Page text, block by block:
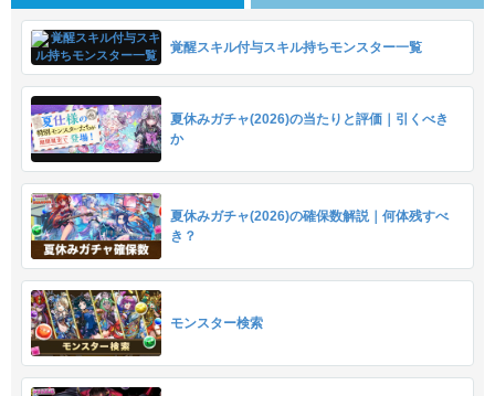
覚醒スキル付与スキル持ちモンスター一覧
夏休みガチャ(2026)の当たりと評価｜引くべき
か
夏休みガチャ(2026)の確保数解説｜何体残すべ
き？
モンスター検索